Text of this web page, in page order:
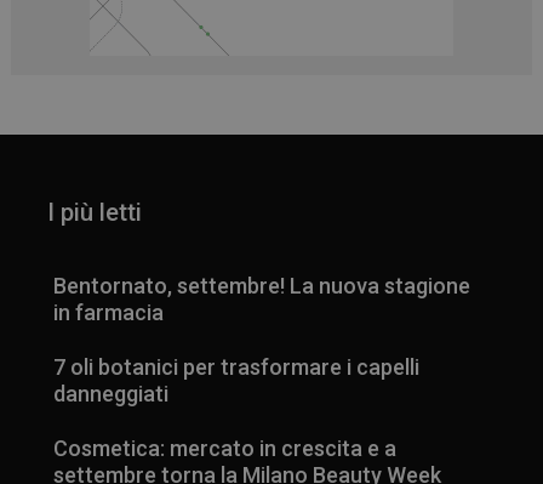
I più letti
Bentornato, settembre! La nuova stagione
in farmacia
7 oli botanici per trasformare i capelli
danneggiati
Cosmetica: mercato in crescita e a
settembre torna la Milano Beauty Week
_ga
Google LLC
1 anno 1